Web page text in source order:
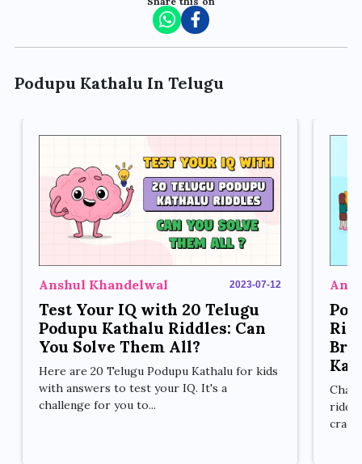
Podupu Kathalu In Telugu
Anshul Khandelwal 2023-07-12
Test Your IQ with 20 Telugu
Podupu Kathalu Riddles: Can
You Solve Them All?
Here are 20 Telugu Podupu Kathalu for kids
with answers to test your IQ. It's a
challenge for you to...
crack